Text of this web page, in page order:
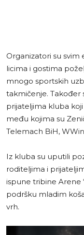
Organizatori su
licima i gostima
mnogo sportskih
takmičenje. Također
prijateljima kluba
među kojima su
Telemach BiH,
Iz kluba su uputili
roditeljima i
ispune tribine Arene
podršku mladim
vrh.